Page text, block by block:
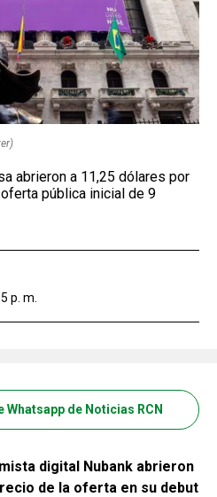
abrieron a 11,25 dólares por
pública inicial de 9
p. m.
Whatsapp de Noticias RCN
digital Nubank abrieron
de la oferta en su debut